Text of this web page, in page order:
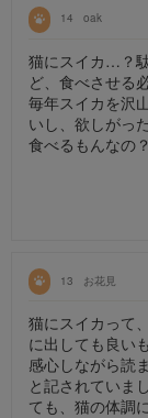
14 oak
猫にスイカ…？
ど、食べさせる
毎年スイカを沢
いし、欲しがっ
食べるもんなの？
13 お花見
猫にスイカって
に出しても良い
感心しながら読
と記されていま
ても、猫の体調